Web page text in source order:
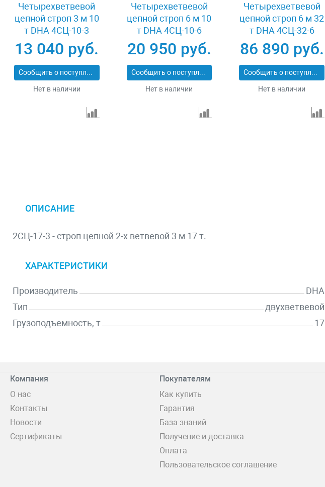
Четырехветвевой
цепной строп 3 м 10
т DHA 4СЦ-10-3
13 040 руб.
Сообщить о поступлении
Нет в наличии
Четырехветвевой
цепной строп 6 м 10
т DHA 4СЦ-10-6
20 950 руб.
Сообщить о поступлении
Нет в наличии
Четырехветвевой
цепной строп 6 м 32
т DHA 4СЦ-32-6
86 890 руб.
Сообщить о поступлении
Нет в наличии
ОПИСАНИЕ
2СЦ-17-3 - строп цепной 2-х ветвевой 3 м 17 т.
ХАРАКТЕРИСТИКИ
Производитель
DHA
Тип
двухветвевой
Грузоподъемность, т
17
Компания
О нас
Контакты
Новости
Сертификаты
Покупателям
Как купить
Гарантия
База знаний
Получение и доставка
Оплата
Пользовательское соглашение